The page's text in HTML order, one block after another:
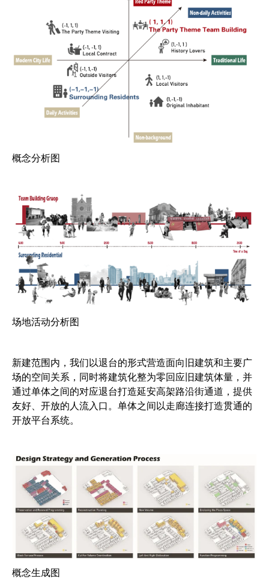
​概念分析图
场地活动分析图
新建范围内，我们以退台的形式营造面向旧建筑和主要广
场的空间关系，同时将建筑化整为零回应旧建筑体量，并
通过单体之间的对应退台打造延安高架路沿街通道，提供
友好、开放的人流入口。单体之间以走廊连接打造贯通的
开放平台系统。
概念生成图